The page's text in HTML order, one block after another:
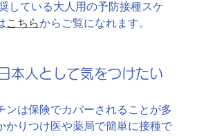
している大人用の予防接種スケ
こちらからご覧になれます。
本人として気をつけたい
ンは保険でカバーされることが多
かりつけ医や薬局で簡単に接種で